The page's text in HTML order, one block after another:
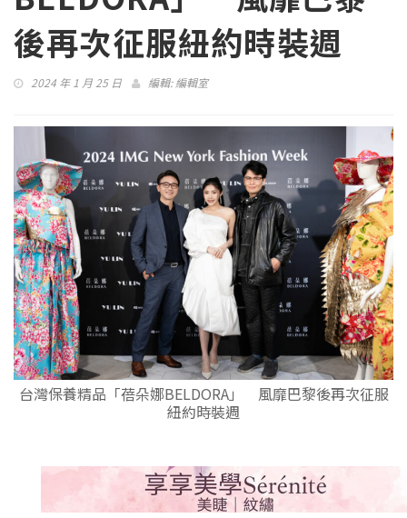
後再次征服紐約時裝週
2024 年 1 月 25 日 編輯:編輯室
台灣保養精品「蓓朵娜BELDORA」 風靡巴黎後再次征服
紐約時裝週